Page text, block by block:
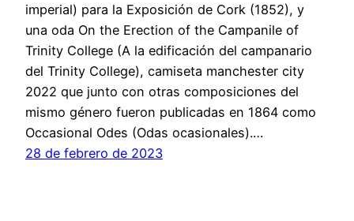
imperial) para la Exposición de Cork (1852), y
una oda On the Erection of the Campanile of
Trinity College (A la edificación del campanario
del Trinity College), camiseta manchester city
2022 que junto con otras composiciones del
mismo género fueron publicadas en 1864 como
Occasional Odes (Odas ocasionales).…
28 de febrero de 2023